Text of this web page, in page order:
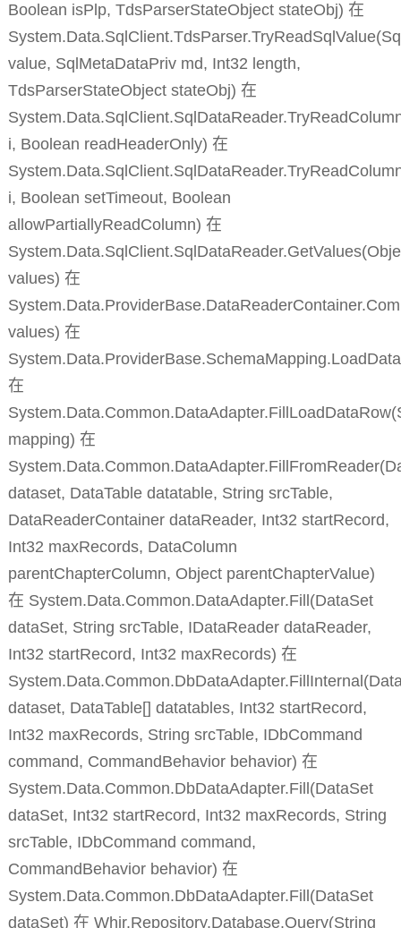
Boolean isPlp, TdsParserStateObject stateObj) 在
value, SqlMetaDataPriv md, Int32 length,
TdsParserStateObject stateObj) 在
i, Boolean readHeaderOnly) 在
i, Boolean setTimeout, Boolean
allowPartiallyReadColumn) 在
values) 在
values) 在
在
mapping) 在
dataset, DataTable datatable, String srcTable,
DataReaderContainer dataReader, Int32 startRecord,
Int32 maxRecords, DataColumn
parentChapterColumn, Object parentChapterValue)
在 System.Data.Common.DataAdapter.Fill(DataSet
dataSet, String srcTable, IDataReader dataReader,
Int32 startRecord, Int32 maxRecords) 在
dataset, DataTable[] datatables, Int32 startRecord,
Int32 maxRecords, String srcTable, IDbCommand
command, CommandBehavior behavior) 在
System.Data.Common.DbDataAdapter.Fill(DataSet
dataSet, Int32 startRecord, Int32 maxRecords, String
srcTable, IDbCommand command,
CommandBehavior behavior) 在
System.Data.Common.DbDataAdapter.Fill(DataSet
dataSet) 在 Whir.Repository.Database.Query(String